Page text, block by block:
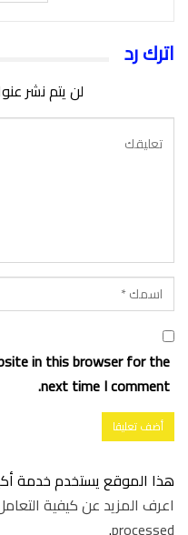
اترك رد
لن يتم نشر
in this browser for the
next time I comment.
هذا الموقع يستخدم خدمة
اعرف المزيد عن كيفية
processed
.